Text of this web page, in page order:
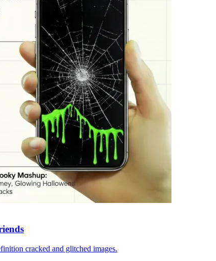
cracked and glitched images.